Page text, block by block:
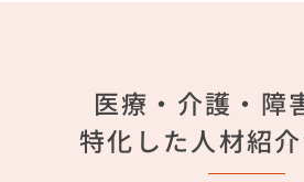
医療・介護・障
特化した人材紹